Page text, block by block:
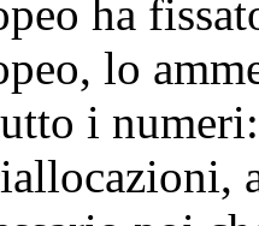
ha
lo
i